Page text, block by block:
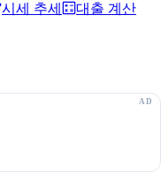
시세 추세
대출 계산